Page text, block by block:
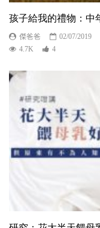
孩子給我的禮物：中
傑爸爸
02/07/2019
4.7K
4